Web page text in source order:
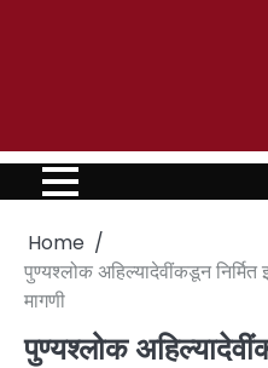
Home
पुण्यश्लोक अहिल्यादेवींकडून
मागणी
पुण्यश्लोक